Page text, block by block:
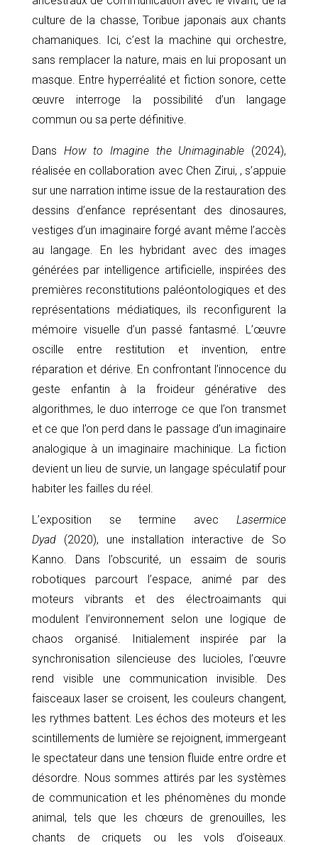
culture de la chasse, Toribue japonais aux chants
chamaniques. Ici, c’est la machine qui orchestre,
sans remplacer la nature, mais en lui proposant un
masque. Entre hyperréalité et fiction sonore, cette
œuvre interroge la possibilité d’un langage
commun ou sa perte définitive.
Dans How to Imagine the Unimaginable (2024),
réalisée en collaboration avec Chen Zirui, , s’appuie
sur une narration intime issue de la restauration des
dessins d’enfance représentant des dinosaures,
vestiges d’un imaginaire forgé avant même l’accès
au langage. En les hybridant avec des images
générées par intelligence artificielle, inspirées des
premières reconstitutions paléontologiques et des
représentations médiatiques, ils reconfigurent la
mémoire visuelle d’un passé fantasmé. L’œuvre
oscille entre restitution et invention, entre
réparation et dérive. En confrontant l’innocence du
geste enfantin à la froideur générative des
algorithmes, le duo interroge ce que l’on transmet
et ce que l’on perd dans le passage d’un imaginaire
analogique à un imaginaire machinique. La fiction
devient un lieu de survie, un langage spéculatif pour
habiter les failles du réel.
L’exposition se termine avecLasermice
Dyad(2020), une installation interactive de So
Kanno. Dans l’obscurité, un essaim de souris
robotiques parcourt l’espace, animé par des
moteurs vibrants et des électroaimants qui
modulent l’environnement selon une logique de
chaos organisé. Initialement inspirée par la
synchronisation silencieuse des lucioles, l’œuvre
rend visible une communication invisible. Des
faisceaux laser se croisent, les couleurs changent,
les rythmes battent. Les échos des moteurs et les
scintillements de lumière se rejoignent, immergeant
le spectateur dans une tension fluide entre ordre et
désordre. Nous sommes attirés par les systèmes
de communication et les phénomènes du monde
animal, tels que les chœurs de grenouilles, les
chants de criquets ou les vols d’oiseaux.